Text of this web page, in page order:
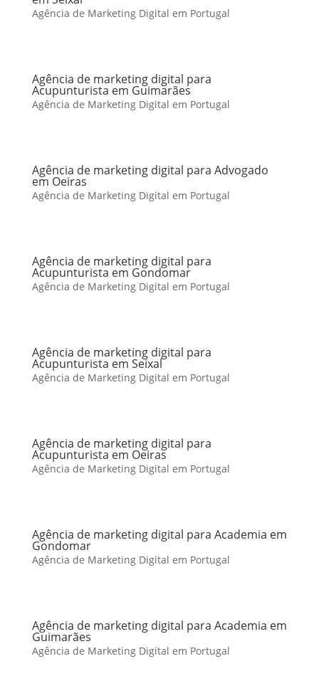
Agência de Marketing Digital em Portugal
Agência de marketing digital para
Acupunturista em Guimarães
Agência de Marketing Digital em Portugal
Agência de marketing digital para Advogado
em Oeiras
Agência de Marketing Digital em Portugal
Agência de marketing digital para
Acupunturista em Gondomar
Agência de Marketing Digital em Portugal
Agência de marketing digital para
Acupunturista em Seixal
Agência de Marketing Digital em Portugal
Agência de marketing digital para
Acupunturista em Oeiras
Agência de Marketing Digital em Portugal
Agência de marketing digital para Academia em
Gondomar
Agência de Marketing Digital em Portugal
Agência de marketing digital para Academia em
Guimarães
Agência de Marketing Digital em Portugal